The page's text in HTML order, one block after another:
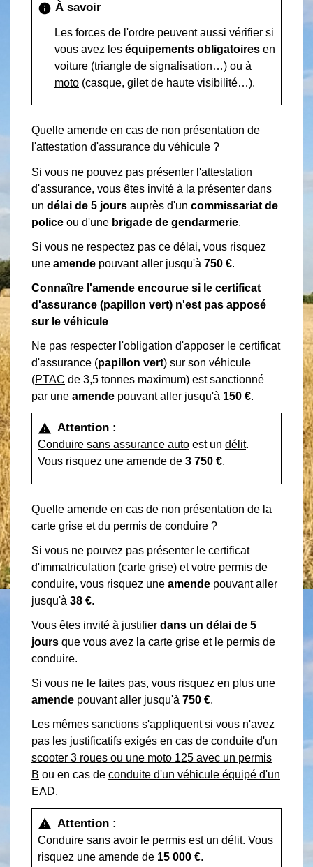
info À savoir
Les forces de l'ordre peuvent aussi vérifier si
vous avez les équipements obligatoires en
voiture (triangle de signalisation…) ou à
moto (casque, gilet de haute visibilité…).
Quelle amende en cas de non présentation de
l'attestation d'assurance du véhicule ?
Si vous ne pouvez pas présenter l'attestation
d'assurance, vous êtes invité à la présenter dans
un délai de 5 jours auprès d'un commissariat de
police ou d'une brigade de gendarmerie.
Si vous ne respectez pas ce délai, vous risquez
une amende pouvant aller jusqu'à 750 €.
Connaître l'amende encourue si le certificat
d'assurance (papillon vert) n'est pas apposé
sur le véhicule
Ne pas respecter l'obligation d'apposer le certificat
d'assurance (papillon vert) sur son véhicule
(PTAC de 3,5 tonnes maximum) est sanctionné
par une amende pouvant aller jusqu'à 150 €.
warning Attention :
Conduire sans assurance auto est un délit.
Vous risquez une amende de 3 750 €.
Quelle amende en cas de non présentation de la
carte grise et du permis de conduire ?
Si vous ne pouvez pas présenter le certificat
d'immatriculation (carte grise) et votre permis de
conduire, vous risquez une amende pouvant aller
jusqu'à 38 €.
Vous êtes invité à justifier dans un délai de 5
jours que vous avez la carte grise et le permis de
conduire.
Si vous ne le faites pas, vous risquez en plus une
amende pouvant aller jusqu'à 750 €.
Les mêmes sanctions s'appliquent si vous n'avez
pas les justificatifs exigés en cas de conduite d'un
scooter 3 roues ou une moto 125 avec un permis
B ou en cas de conduite d'un véhicule équipé d'un
EAD.
warning Attention :
Conduire sans avoir le permis est un délit. Vous
risquez une amende de 15 000 €.